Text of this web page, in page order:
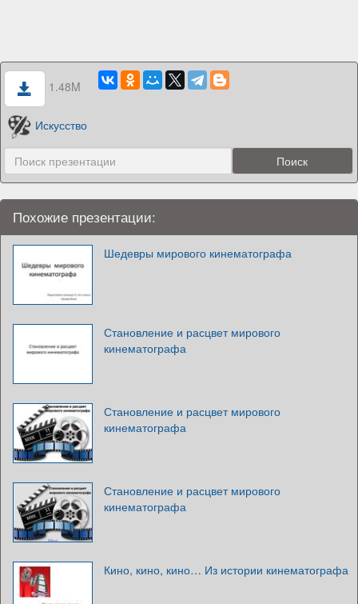
1.48M
Искусство
Похожие презентации:
Шедевры мирового кинематографа
Становление и расцвет мирового
кинематографа
Становление и расцвет мирового
кинематографа
Становление и расцвет мирового
кинематографа
Кино, кино, кино… Из истории кинематографа